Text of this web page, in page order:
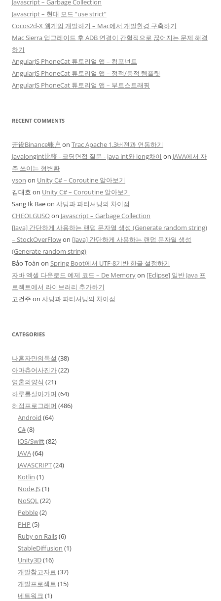
Javascript – Garbage Collection
Javascript – 현대 모드 “use strict”
Cocos2d-X 웹게임 개발하기 – Mac에서 개발환경 구축하기
Mac Sierra 업그레이드 후 ADB 연결이 간헐적으로 끊어지는 문제 해결
하기
AngularJS PhoneCat 튜토리얼 앱 – 컴포넌트
AngularJS PhoneCat 튜토리얼 앱 – 정적/동적 템플릿
AngularJS PhoneCat 튜토리얼 앱 – 부트스트래핑
RECENT COMMENTS
开设Binance账户 on Trac Apache 1.3버젼과 연동하기
Javalongint比較 - 코딩면접 질문 - java int와 long차이 on JAVA에서 자
주 쓰이는 형변환
yson on Unity C# – Coroutine 알아보기
김대호 on Unity C# – Coroutine 알아보기
Sang Ik Baeon 샤딩과 파티셔닝의 차이점
CHEOLGUSOon Javascript – Garbage Collection
[Java] 간단하게 사용하는 랜덤 문자열 생성 (Generate random string)
– StockOverFlowon [Java] 간단하게 사용하는 랜덤 문자열 생성
(Generate random string)
Bảo Toàn on Spring Boot에서 UTF-8기반 한글 설정하기
자바 엑셀 다운로드 예제 코드 – De Memoryon [Eclipse] 일반 Java 프
로젝트에서 라이브러리 추가하기
고건주 on 샤딩과 파티셔닝의 차이점
CATEGORIES
나혼자만의독설 (38)
아마츄어사진가(22)
영혼의양식 (21)
하루를살아가며 (64)
허접프로그래머 (486)
Android (64)
C#(8)
iOS/Swift(82)
JAVA(64)
JAVASCRIPT(24)
Kotlin (1)
Node.JS(1)
NoSQL(22)
Pebble(2)
PHP (5)
Ruby on Rails(6)
StableDiffusion (1)
Unity3D(16)
개발참고자료 (37)
개발프로젝트 (15)
네트워크 (1)